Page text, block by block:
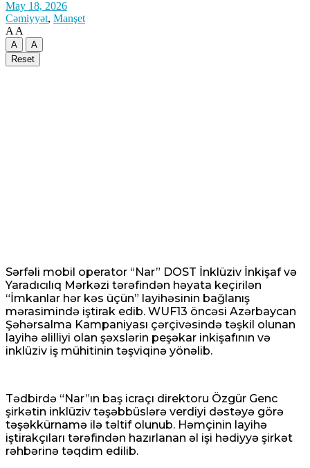
May 18, 2026
Cəmiyyət, Manşet
A A
A
A
Reset
Sərfəli mobil operator “Nar” DOST İnklüziv İnkişaf və
Yaradıcılıq Mərkəzi tərəfindən həyata keçirilən
“İmkanlar hər kəs üçün” layihəsinin bağlanış
mərasimində iştirak edib. WUF13 öncəsi Azərbaycan
Şəhərsalma Kampaniyası çərçivəsində təşkil olunan
layihə əlilliyi olan şəxslərin peşəkar inkişafının və
inklüziv iş mühitinin təşviqinə yönəlib.
Tədbirdə “Nar”ın baş icraçı direktoru Özgür Genc
şirkətin inklüziv təşəbbüslərə verdiyi dəstəyə görə
təşəkkürnamə ilə təltif olunub. Həmçinin layihə
iştirakçıları tərəfindən hazırlanan əl işi hədiyyə şirkət
rəhbərinə təqdim edilib.
Hindistanda ildırım vurması nəticəsində
9
tələb olunurdu
07 Avqust 2026 / 7:51
14